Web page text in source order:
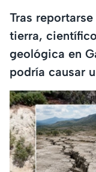
Tras
tierra,
geológica en
podría causar